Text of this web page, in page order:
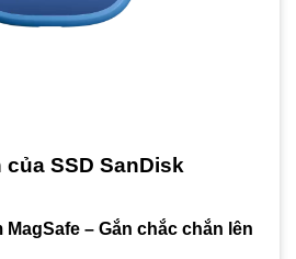
SSD SanDisk
– Gắn chắc chắn lên